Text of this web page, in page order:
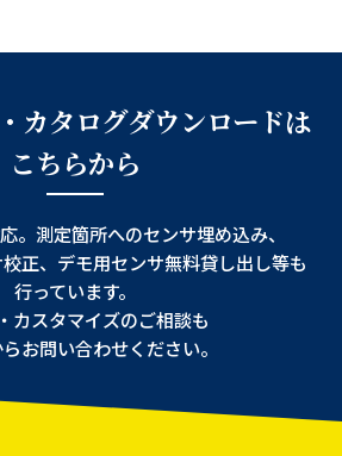
カタログダウンロードは
こちらから
。測定箇所へのセンサ埋め込み、
正、デモ用センサ無料貸し出し等も
行っています。
カスタマイズのご相談も
お問い合わせください。